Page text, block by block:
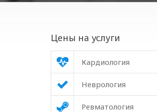
Цены на услуги
Кардиология
Неврология
Ревматология